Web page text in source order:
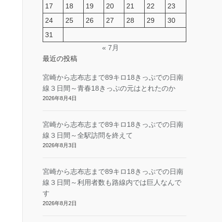
17 18 19 20 21 22
23
24
25 26 27 28 29
30
31
« 7月
最近の投稿
宮崎から志布志まで89キロ18きっぷでの日南
線３日間～青春18きっぷの元はとれたのか
2026年8月4日
宮崎から志布志まで89キロ18きっぷでの日南
線３日間～全駅訪問を終えて
2026年8月3日
宮崎から志布志まで89キロ18きっぷでの日南
線３日間～利用者数も路線内では巨人なんで
す
2026年8月2日